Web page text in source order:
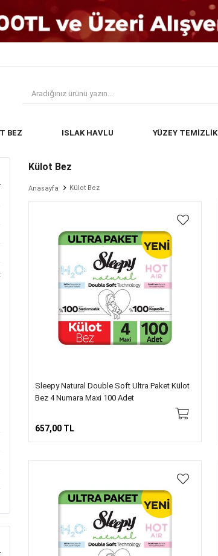
BEZ ISLAK HAVLU YÜZEY TEMİZLİK
Külot Bez
Anasayfa Külot Bez
Sleepy Natural Double Soft Ultra Paket Külot
Bez 4 Numara Maxi 100 Adet
657,00 TL